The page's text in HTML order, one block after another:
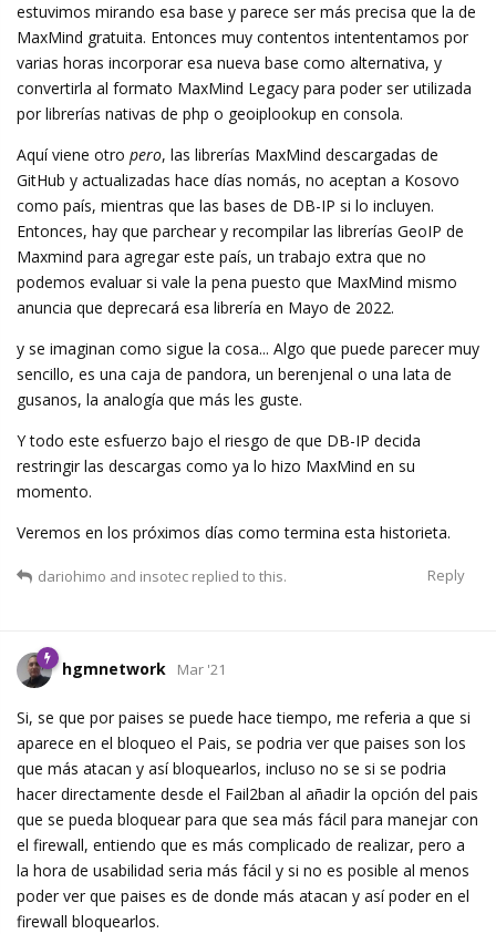
estuvimos mirando esa base y parece ser más precisa que la de
MaxMind gratuita. Entonces muy contentos intententamos por
varias horas incorporar esa nueva base como alternativa, y
convertirla al formato MaxMind Legacy para poder ser utilizada
por librerías nativas de php o geoiplookup en consola.
Aquí viene otro pero, las librerías MaxMind descargadas de
GitHub y actualizadas hace días nomás, no aceptan a Kosovo
como país, mientras que las bases de DB-IP si lo incluyen.
Entonces, hay que parchear y recompilar las librerías GeoIP de
Maxmind para agregar este país, un trabajo extra que no
podemos evaluar si vale la pena puesto que MaxMind mismo
anuncia que deprecará esa librería en Mayo de 2022.
y se imaginan como sigue la cosa... Algo que puede parecer muy
sencillo, es una caja de pandora, un berenjenal o una lata de
gusanos, la analogía que más les guste.
Y todo este esfuerzo bajo el riesgo de que DB-IP decida
restringir las descargas como ya lo hizo MaxMind en su
momento.
Veremos en los próximos días como termina esta historieta.
Reply
dariohimo and insotec replied to this.
hgmnetwork Mar '21
Si, se que por paises se puede hace tiempo, me referia a que si
aparece en el bloqueo el Pais, se podria ver que paises son los
que más atacan y así bloquearlos, incluso no se si se podria
hacer directamente desde el Fail2ban al añadir la opción del pais
que se pueda bloquear para que sea más fácil para manejar con
el firewall, entiendo que es más complicado de realizar, pero a
la hora de usabilidad seria más fácil y si no es posible al menos
poder ver que paises es de donde más atacan y así poder en el
firewall bloquearlos.